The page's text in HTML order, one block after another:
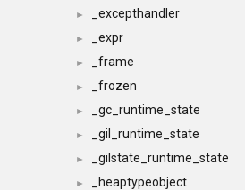
► _excepthandler
► _expr
► _frame
► _frozen
► _gc_runtime_state
► _gil_runtime_state
► _gilstate_runtime_state
► _heaptypeobject